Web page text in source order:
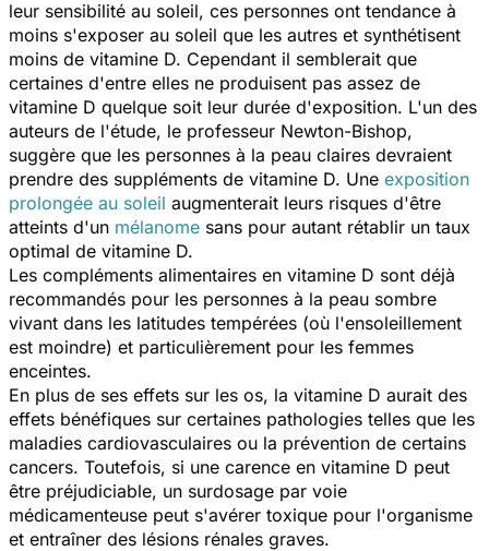
leur sensibilité au soleil, ces personnes ont tendance à
moins s'exposer au soleil que les autres et synthétisent
moins de vitamine D. Cependant il semblerait que
certaines d'entre elles ne produisent pas assez de
vitamine D quelque soit leur durée d'exposition. L'un des
auteurs de l'étude, le professeur Newton-Bishop,
suggère que les personnes à la peau claires devraient
prendre des suppléments de vitamine D. Une exposition
prolongée au soleil augmenterait leurs risques d'être
atteints d'un mélanome sans pour autant rétablir un taux
optimal de vitamine D.
Les compléments alimentaires en vitamine D sont déjà
recommandés pour les personnes à la peau sombre
vivant dans les latitudes tempérées (où l'ensoleillement
est moindre) et particulièrement pour les femmes
enceintes.
En plus de ses effets sur les os, la vitamine D aurait des
effets bénéfiques sur certaines pathologies telles que les
maladies cardiovasculaires ou la prévention de certains
cancers. Toutefois, si une carence en vitamine D peut
être préjudiciable, un surdosage par voie
médicamenteuse peut s'avérer toxique pour l'organisme
et entraîner des lésions rénales graves.